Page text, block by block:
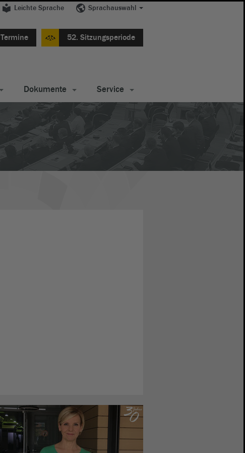
Leichte Sprache Sprachauswahl
Termine 52. Sitzungsperiode
Dokumente Service